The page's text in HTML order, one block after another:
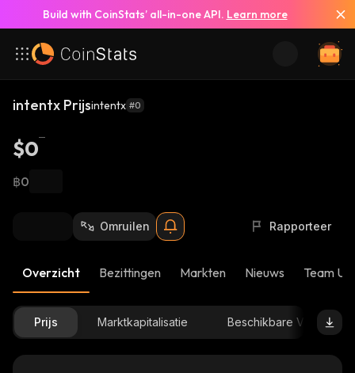
Build with CoinStats’ all-in-one API. Learn more
intentx Prijsintentx #0
$0
฿0
Omruilen Rapporteer
Overzicht Bezittingen Markten Nieuws Team
Prijs Marktkapitalisatie Beschikbare Voorraad